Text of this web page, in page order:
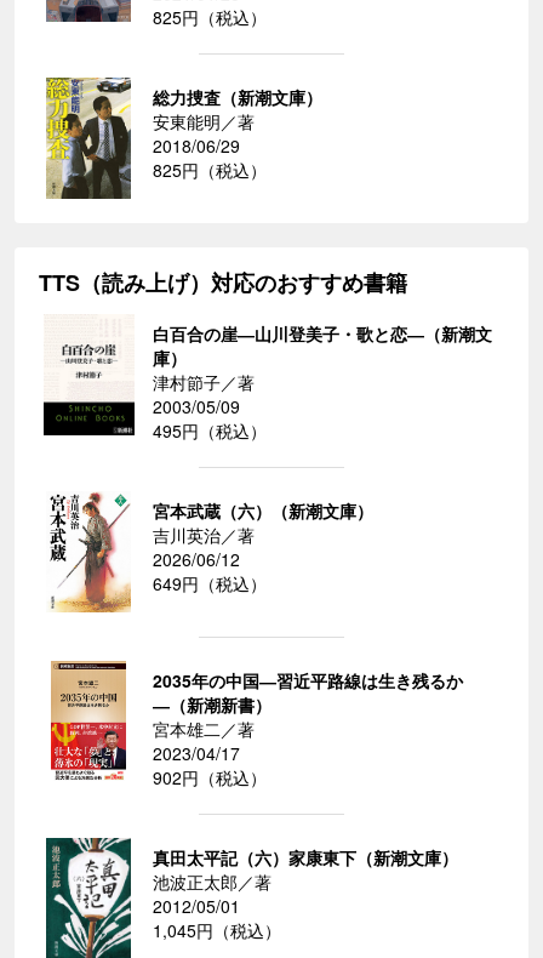
825円（税込）
総力捜査（新潮文庫）
安東能明／著
2018/06/29
825円（税込）
TTS（読み上げ）対応のおすすめ書籍
白百合の崖―山川登美子・歌と恋―（新潮文
庫）
津村節子／著
2003/05/09
495円（税込）
宮本武蔵（六）（新潮文庫）
吉川英治／著
2026/06/12
649円（税込）
2035年の中国―習近平路線は生き残るか
―（新潮新書）
宮本雄二／著
2023/04/17
902円（税込）
真田太平記（六）家康東下（新潮文庫）
池波正太郎／著
2012/05/01
1,045円（税込）